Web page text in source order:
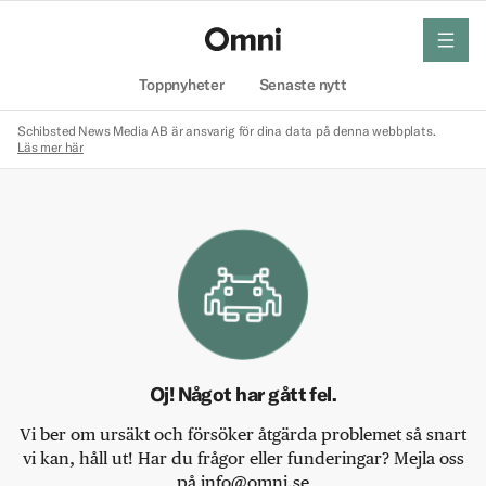
Toppnyheter Senaste nytt
meny
Schibsted News Media AB är ansvarig för dina data på denna webbplats.
Läs mer här
Oj! Något har gått fel.
Vi ber om ursäkt och försöker åtgärda problemet så snart
vi kan, håll ut! Har du frågor eller funderingar? Mejla oss